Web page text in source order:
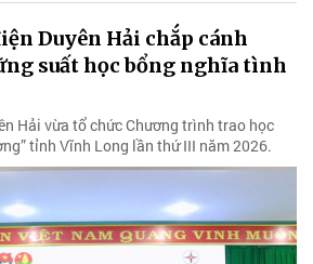
Duyên Hải chắp cánh
suất học bổng nghĩa tình
Hải vừa tổ chức Chương trình trao học
tỉnh Vĩnh Long lần thứ III năm 2026.